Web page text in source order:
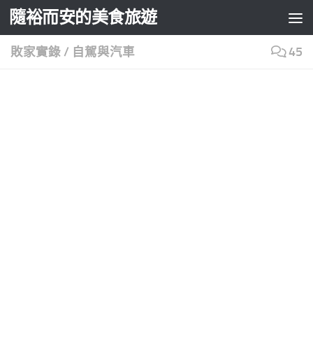
Skip to content
隨裕而安的美食旅遊
敗家實錄 / 自駕與汽車 45